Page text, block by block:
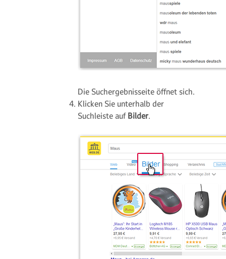
Die Suchergebnisseite öffnet sich.
Klicken Sie unterhalb der
Suchleiste auf Bilder.